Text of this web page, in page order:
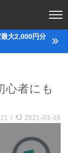
大2,000円分
心者にも
/ 2021-03-08